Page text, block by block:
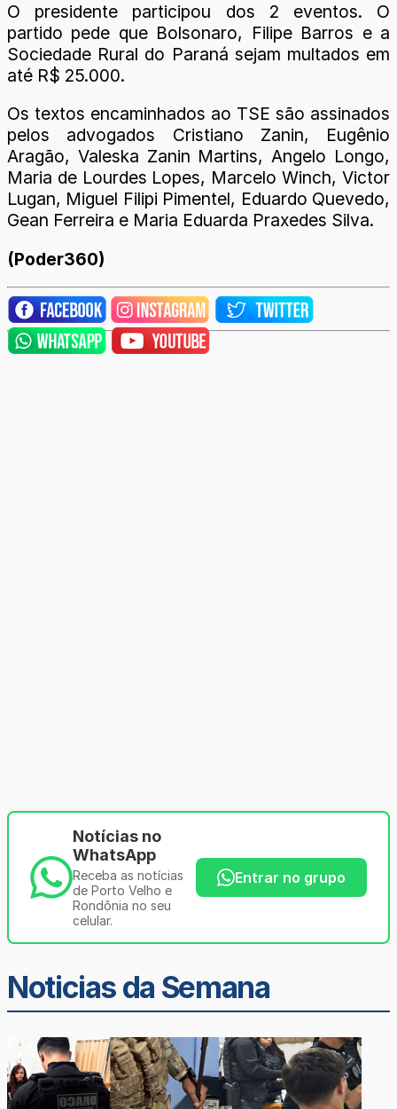
O presidente participou dos 2 eventos. O
partido pede que Bolsonaro, Filipe Barros e a
Sociedade Rural do Paraná sejam multados em
até R$ 25.000.
Os textos encaminhados ao TSE são assinados
pelos advogados Cristiano Zanin, Eugênio
Aragão, Valeska Zanin Martins, Angelo Longo,
Maria de Lourdes Lopes, Marcelo Winch, Victor
Lugan, Miguel Filipi Pimentel, Eduardo Quevedo,
Gean Ferreira e Maria Eduarda Praxedes Silva.
(Poder360)
Notícias no
WhatsApp
Receba as notícias
de Porto Velho e
Rondônia no seu
celular.
Entrar no grupo
Noticias da Semana